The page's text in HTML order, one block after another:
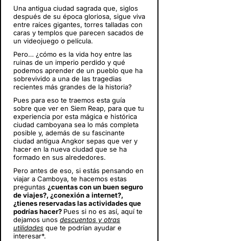
Una antigua ciudad sagrada que, siglos
después de su época gloriosa, sigue viva
entre raíces gigantes, torres talladas con
caras y templos que parecen sacados de
un videojuego o película.
Pero… ¿cómo es la vida hoy entre las
ruinas de un imperio perdido y qué
podemos aprender de un pueblo que ha
sobrevivido a una de las tragedias
recientes más grandes de la historia?
Pues para eso te traemos esta guía
sobre que ver en Siem Reap, para que tu
experiencia por esta mágica e histórica
ciudad camboyana sea lo más completa
posible y, además de su fascinante
ciudad antigua Angkor sepas que ver y
hacer en la nueva ciudad que se ha
formado en sus alrededores.
Pero antes de eso, si estás pensando en
viajar a Camboya, te hacemos estas
preguntas ¿cuentas con un buen seguro
de viajes?, ¿conexión a internet?,
¿tienes reservadas las actividades que
podrías hacer? Pues si no es así, aquí te
dejamos unos descuentos y otras
utilidades que te podrían ayudar e
interesar*.